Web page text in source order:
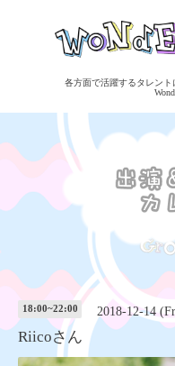
各方面で活躍するタレン
18:00~22:00 2018-12-14
Riicoさん